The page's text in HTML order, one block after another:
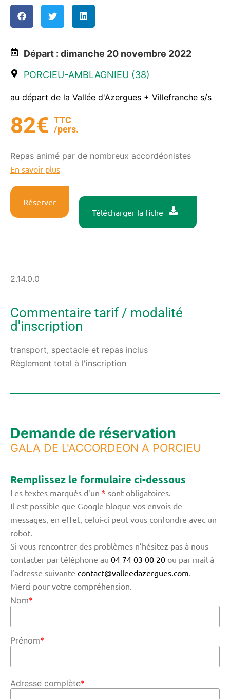
Départ : dimanche 20 novembre 2022
PORCIEU-AMBLAGNIEU (38)
au départ de la Vallée d'Azergues + Villefranche s/s
82€ TTC
/pers.
Repas animé par de nombreux accordéonistes
En savoir plus
Réserver
Télécharger la fiche
2.14.0.0
Commentaire tarif / modalité
d'inscription
transport, spectacle et repas inclus
Règlement total à l'inscription
Demande de réservation
GALA DE L'ACCORDEON A PORCIEU
Remplissez le formulaire ci-dessous
Les textes marqués d’un * sont obligatoires.
Il est possible que Google bloque vos envois de
messages, en effet, celui-ci peut vous confondre avec un
robot.
Si vous rencontrer des problèmes n’hésitez pas à nous
contacter par téléphone au 04 74 03 00 20 ou par mail à
l’adresse suivante contact@valleedazergues.com.
Merci pour votre compréhension.
Nom*
Prénom*
Adresse complète*